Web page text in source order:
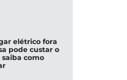
elétrico fora
pode custar o
como